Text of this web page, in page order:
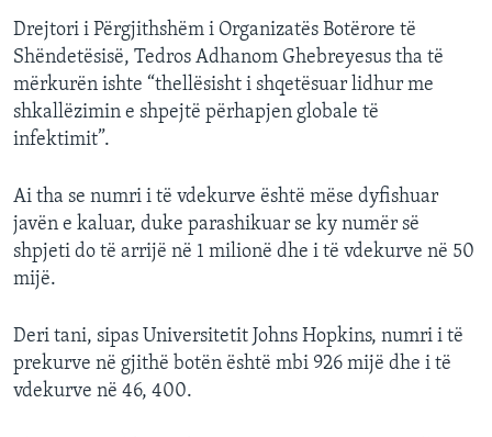
Drejtori i Përgjithshëm i Organizatës Botërore të
Shëndetësisë, Tedros Adhanom Ghebreyesus tha të
mërkurën ishte “thellësisht i shqetësuar lidhur me
shkallëzimin e shpejtë përhapjen globale të
infektimit”.
Ai tha se numri i të vdekurve është mëse dyfishuar
javën e kaluar, duke parashikuar se ky numër së
shpjeti do të arrijë në 1 milionë dhe i të vdekurve në 50
mijë.
Deri tani, sipas Universitetit Johns Hopkins, numri i të
prekurve në gjithë botën është mbi 926 mijë dhe i të
vdekurve në 46, 400.